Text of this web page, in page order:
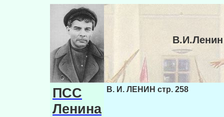
ПСС
Ленина
В. И. ЛЕНИН стр. 258